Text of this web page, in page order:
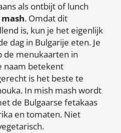
als ontbijt of lunch
. Omdat dit
is, kun je het eigenlijk
dag in Bulgarije eten. Je
de menukaarten in
naam betekent
is het beste te
In mish mash wordt
de Bulgaarse fetakaas
en tomaten. Niet